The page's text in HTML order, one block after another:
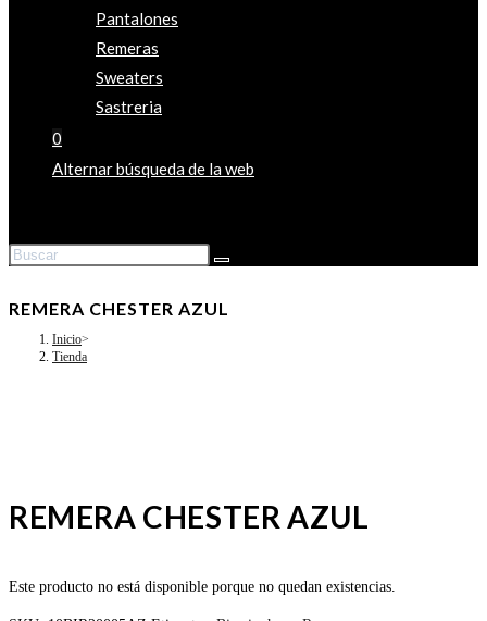
Pantalones
Remeras
Sweaters
Sastreria
0
Alternar búsqueda de la web
REMERA CHESTER AZUL
Inicio>
Tienda
REMERA CHESTER AZUL
Este producto no está disponible porque no quedan existencias.